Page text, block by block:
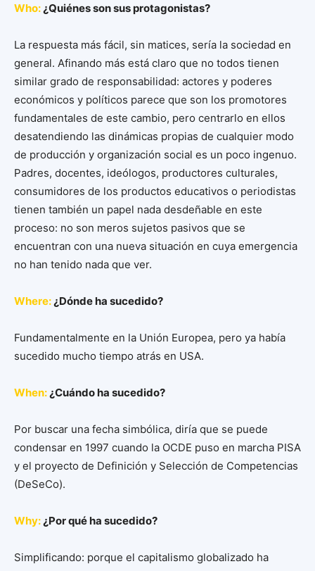
Who: ¿Quiénes son sus protagonistas?
La respuesta más fácil, sin matices, sería la sociedad en
general. Afinando más está claro que no todos tienen
similar grado de responsabilidad: actores y poderes
económicos y políticos parece que son los promotores
fundamentales de este cambio, pero centrarlo en ellos
desatendiendo las dinámicas propias de cualquier modo
de producción y organización social es un poco ingenuo.
Padres, docentes, ideólogos, productores culturales,
consumidores de los productos educativos o periodistas
tienen también un papel nada desdeñable en este
proceso: no son meros sujetos pasivos que se
encuentran con una nueva situación en cuya emergencia
no han tenido nada que ver.
Where: ¿Dónde ha sucedido?
Fundamentalmente en la Unión Europea, pero ya había
sucedido mucho tiempo atrás en USA.
When: ¿Cuándo ha sucedido?
Por buscar una fecha simbólica, diría que se puede
condensar en 1997 cuando la OCDE puso en marcha PISA
y el proyecto de Definición y Selección de Competencias
(DeSeCo).
Why: ¿Por qué ha sucedido?
Simplificando: porque el capitalismo globalizado ha